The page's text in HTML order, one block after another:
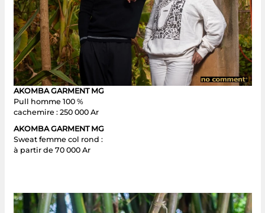
AKOMBA GARMENT MG
Pull homme 100 %
cachemire : 250 000 Ar
AKOMBA GARMENT MG
Sweat femme col rond :
à partir de 70 000 Ar